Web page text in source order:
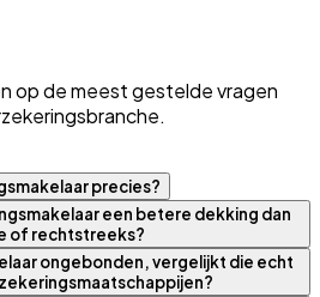
op de meest gestelde vragen
precies?
een betere dekking dan
of rechtstreeks?
ongebonden, vergelijkt die echt